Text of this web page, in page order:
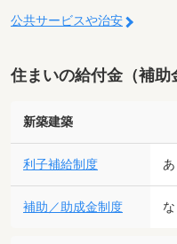
公共サービスや治安
住まいの給付金（補助
新築建築
利子補給制度 あ
補助／助成金制度